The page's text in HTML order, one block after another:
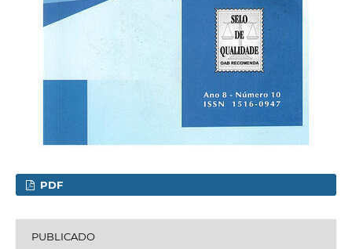
PDF
PUBLICADO